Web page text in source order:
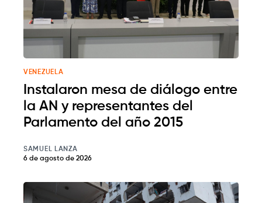
VENEZUELA
Instalaron mesa de diálogo entre
la AN y representantes del
Parlamento del año 2015
SAMUEL LANZA
6 de agosto de 2026